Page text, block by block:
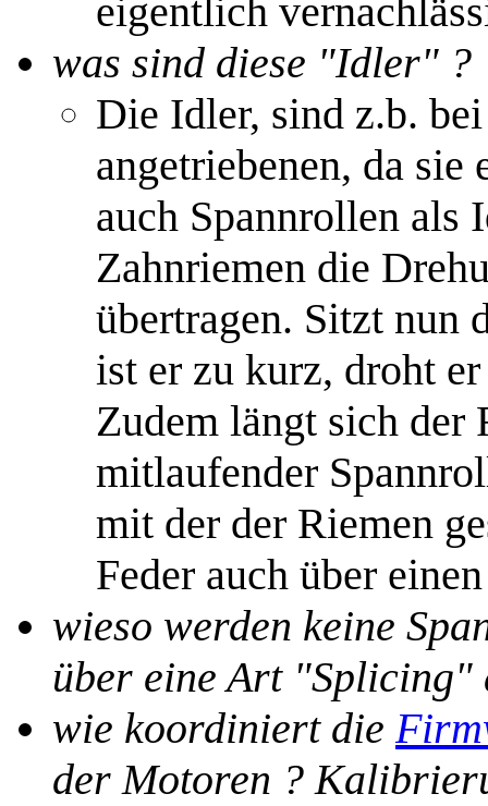
eigentlich
was sind diese "Idler" ?
Die Idler, sind z.b.
angetriebenen, da
auch Spannrollen
Zahnriemen die
übertragen. Sitzt nun
ist er zu kurz, droht
Zudem längt sich der
mitlaufender
mit der der Riemen
Feder auch über
wieso werden keine
über eine Art "Splicing"
wie koordiniert die
der Motoren ?